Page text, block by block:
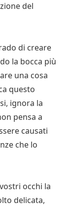
del
di creare
la bocca più
una cosa
questo
ignora la
pensa a
causati
che lo
occhi la
delicata,